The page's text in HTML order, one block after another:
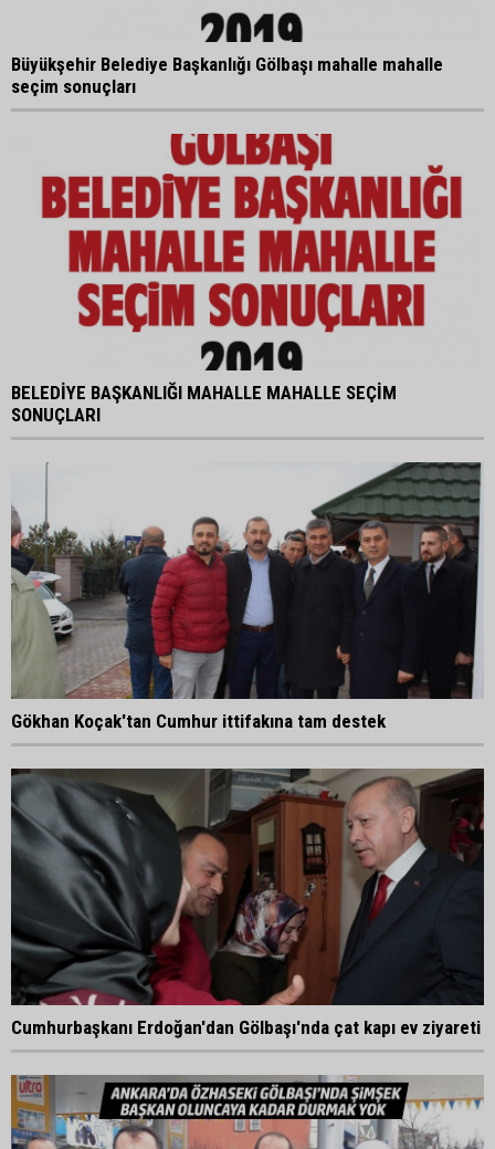
Büyükşehir Belediye Başkanlığı Gölbaşı mahalle mahalle
seçim sonuçları
BELEDİYE BAŞKANLIĞI MAHALLE MAHALLE SEÇİM
SONUÇLARI
Gökhan Koçak'tan Cumhur ittifakına tam destek
Cumhurbaşkanı Erdoğan'dan Gölbaşı'nda çat kapı ev ziyareti